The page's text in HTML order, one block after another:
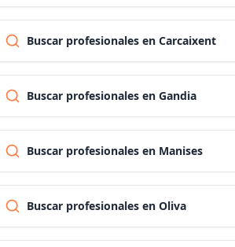
Santa cruz de
Cantabria
Sevilla
Buscar profesionales en Carcaixent
Buscar profesionales en Gandia
Buscar profesionales en Manises
Buscar profesionales en Oliva